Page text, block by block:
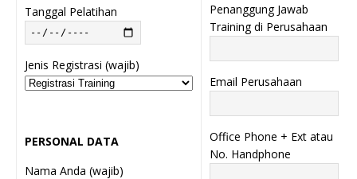
Tanggal Pelatihan
Jenis Registrasi (wajib)
PERSONAL DATA
Nama Anda (wajib)
Penanggung Jawab
Training di Perusahaan
Email Perusahaan
Office Phone + Ext atau
No. Handphone